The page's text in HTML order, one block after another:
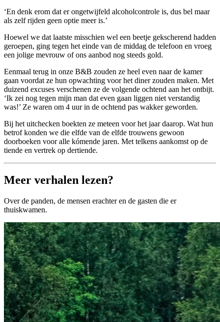
‘En denk erom dat er ongetwijfeld alcoholcontrole is, dus bel maar
als zelf rijden geen optie meer is.’
Hoewel we dat laatste misschien wel een beetje gekscherend hadden
geroepen, ging tegen het einde van de middag de telefoon en vroeg
een jolige mevrouw of ons aanbod nog steeds gold.
Eenmaal terug in onze B&B zouden ze heel even naar de kamer
gaan voordat ze hun opwachting voor het diner zouden maken. Met
duizend excuses verschenen ze de volgende ochtend aan het ontbijt.
‘Ik zei nog tegen mijn man dat even gaan liggen niet verstandig
was!’ Ze waren om 4 uur in de ochtend pas wakker geworden.
Bij het uitchecken boekten ze meteen voor het jaar daarop. Wat hun
betrof konden we die elfde van de elfde trouwens gewoon
doorboeken voor alle kómende jaren. Met telkens aankomst op de
tiende en vertrek op dertiende.
Meer verhalen lezen?
Over de panden, de mensen erachter en de gasten die er
thuiskwamen.